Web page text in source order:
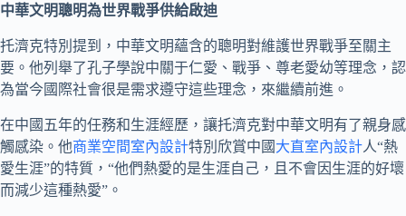
中華文明聰明為世界戰爭供給啟迪
托濟克特別提到，中華文明蘊含的聰明對維護世界戰爭至關主
要。他列舉了孔子學說中關于仁愛、戰爭、尊老愛幼等理念，認
為當今國際社會很是需求遵守這些理念，來繼續前進。
在中國五年的任務和生涯經歷，讓托濟克對中華文明有了親身感
觸感染。他商業空間室內設計特別欣賞中國 大直室內設計人“熱
愛生涯”的特質，“他們熱愛的是生涯自己，且不會因生涯的好壞
而減少這種熱愛”。